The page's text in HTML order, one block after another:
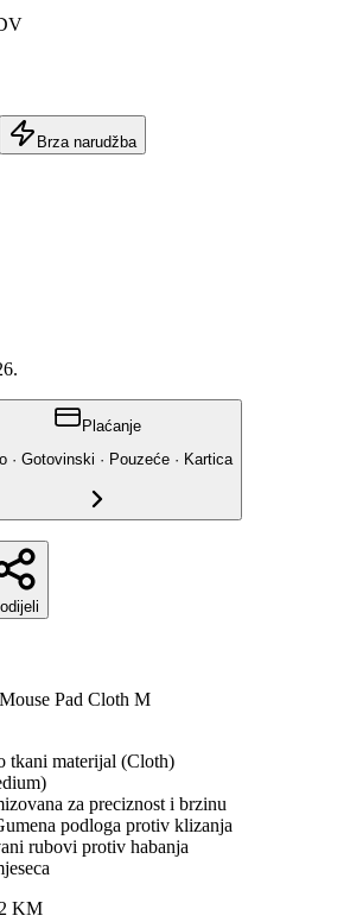
Brza narudžba
Plaćanje
· Gotovinski · Pouzeće · Kartica
Pad Cloth M
tkani materijal (Cloth)
za preciznost i brzinu
podloga protiv klizanja
rubovi protiv habanja
KM